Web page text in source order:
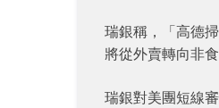
瑞銀稱，「高德
將從外賣轉向非
瑞銀對美團短線